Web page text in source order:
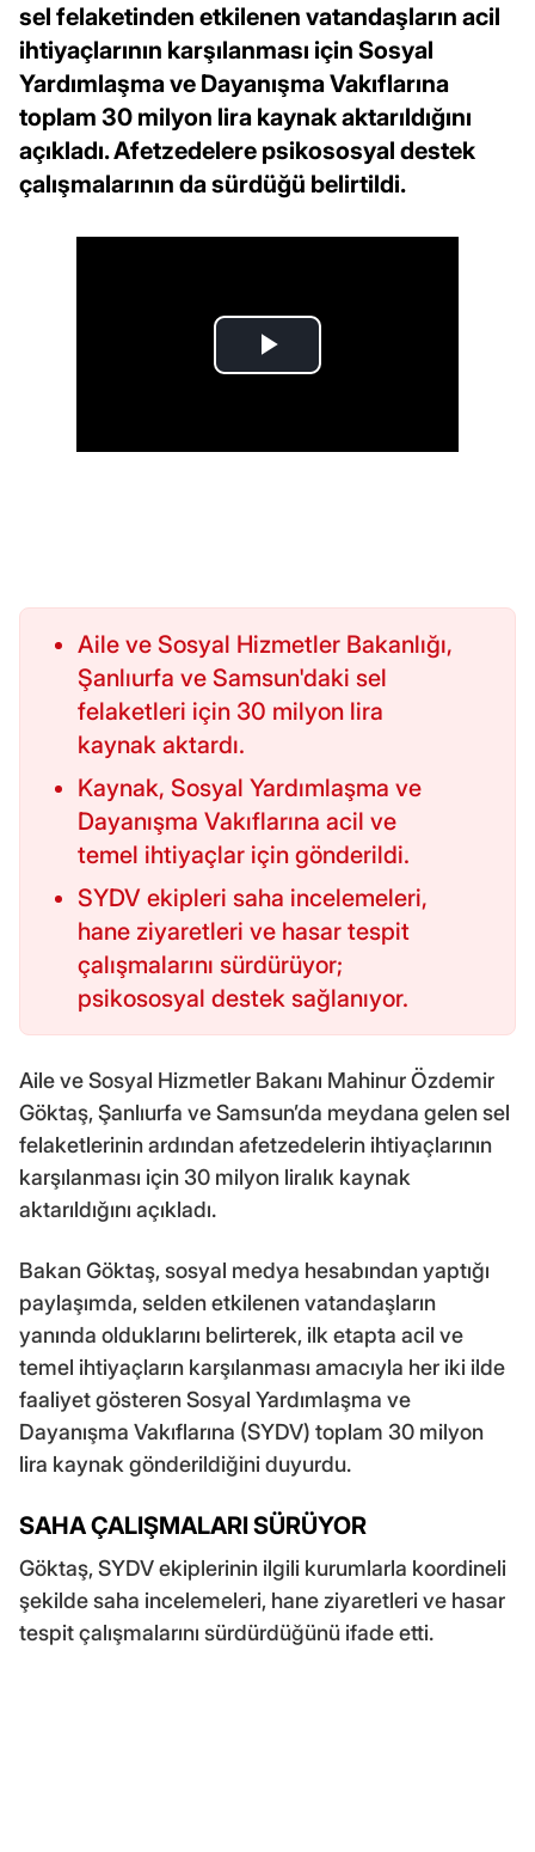
sel felaketinden etkilenen vatandaşların acil
ihtiyaçlarının karşılanması için Sosyal
Yardımlaşma ve Dayanışma Vakıflarına
toplam 30 milyon lira kaynak aktarıldığını
açıkladı. Afetzedelere psikososyal destek
çalışmalarının da sürdüğü belirtildi.
Aile ve Sosyal Hizmetler Bakanlığı,
Şanlıurfa ve Samsun'daki sel
felaketleri için 30 milyon lira
kaynak aktardı.
Kaynak, Sosyal Yardımlaşma ve
Dayanışma Vakıflarına acil ve
temel ihtiyaçlar için gönderildi.
SYDV ekipleri saha incelemeleri,
hane ziyaretleri ve hasar tespit
çalışmalarını sürdürüyor;
psikososyal destek sağlanıyor.
Aile ve Sosyal Hizmetler Bakanı Mahinur Özdemir
Göktaş, Şanlıurfa ve Samsun’da meydana gelen sel
felaketlerinin ardından afetzedelerin ihtiyaçlarının
karşılanması için 30 milyon liralık kaynak
aktarıldığını açıkladı.
Bakan Göktaş, sosyal medya hesabından yaptığı
paylaşımda, selden etkilenen vatandaşların
yanında olduklarını belirterek, ilk etapta acil ve
temel ihtiyaçların karşılanması amacıyla her iki ilde
faaliyet gösteren Sosyal Yardımlaşma ve
Dayanışma Vakıflarına (SYDV) toplam 30 milyon
lira kaynak gönderildiğini duyurdu.
SAHA ÇALIŞMALARI SÜRÜYOR
Göktaş, SYDV ekiplerinin ilgili kurumlarla koordineli
şekilde saha incelemeleri, hane ziyaretleri ve hasar
tespit çalışmalarını sürdürdüğünü ifade etti.